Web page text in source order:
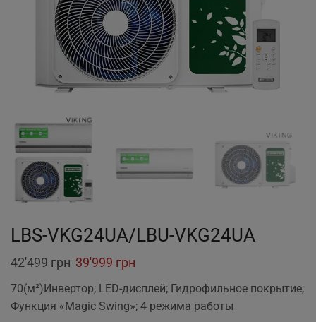
LBS-VKG24UA/LBU-VKG24UA
42'499грн Original
price
was:
39'999 грн
price
is:
70(м²)Инвертор; LED-дисплей; Гидрофильное покрытие;
Функция «Magic Swing»; 4 режима работы